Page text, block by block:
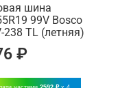
шина
99V Bosco
238 TL (летняя)
₽